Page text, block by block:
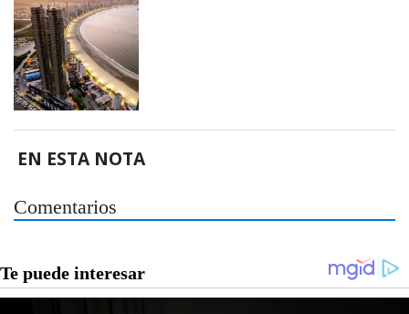
EN ESTA NOTA
Comentarios